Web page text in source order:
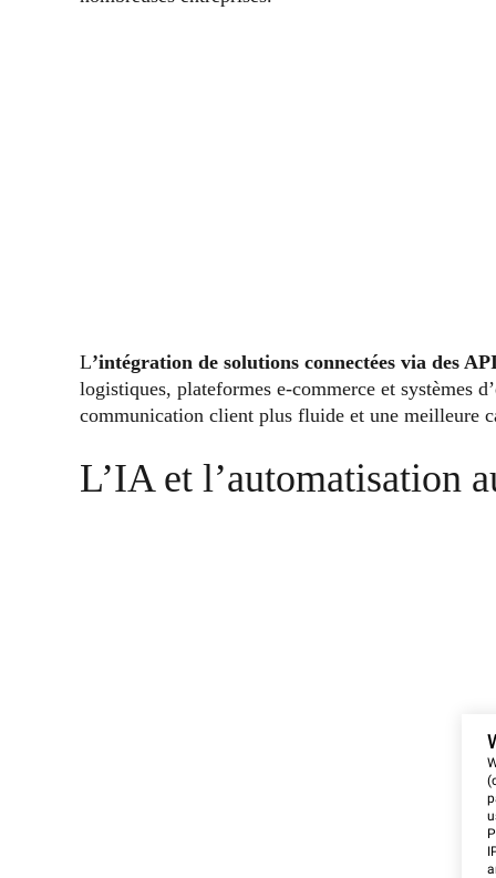
L’intégration de solutions connectées via des
logistiques, plateformes e-commerce et systèmes
communication client plus fluide et une meilleure
L’IA et l’automatisation